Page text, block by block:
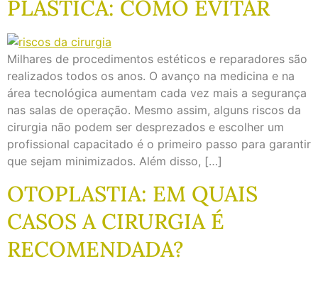
PLÁSTICA: COMO EVITAR
Milhares de procedimentos estéticos e reparadores são
realizados todos os anos. O avanço na medicina e na
área tecnológica aumentam cada vez mais a segurança
nas salas de operação. Mesmo assim, alguns riscos da
cirurgia não podem ser desprezados e escolher um
profissional capacitado é o primeiro passo para garantir
que sejam minimizados. Além disso, […]
OTOPLASTIA: EM QUAIS
CASOS A CIRURGIA É
RECOMENDADA?